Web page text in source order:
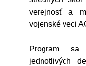
verejnosť a
vojenské veci
Program sa
jednotlivých